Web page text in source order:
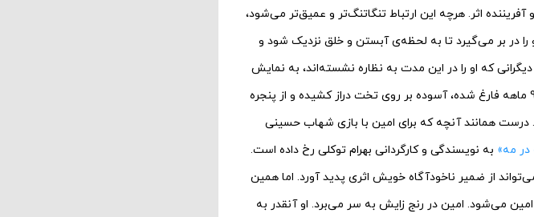
اثر. هرچه این ارتباط تنگاتنگ‌تر و عمیق‌تر می‌شود،
در بر می‌گیرد تا به لحظه‌ی آبستن و خلق نزدیک شود و
که او را در این مدت به نظاره نشسته‌اند، به نمایش
بگذارد. آن زمان است که می‌تواند همچون مادری که تازه از درد 9 ماهه فارغ شده، آسوده بر روی تخت دراز کشیده و از پنجره
درست همانند آنچه که برای امین با بازی شهاب حسینی
در مه» به نویسندگی و کارگردانی بهرام توکلی رخ داده است.
از ضمیر ناخودآگاه خویش اثری پدید آورد. اما همین
می‌شود. امین در رنج زایش به سر می‌برد. او آنقدر به